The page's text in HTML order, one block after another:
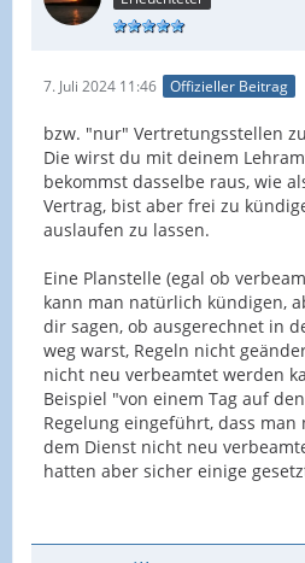
7. Juli 2024 11:46 Offizieller Beitrag
bzw. "nur" Vertretungsstellen
Die wirst du mit deinem
bekommst dasselbe raus, wie
Vertrag, bist aber frei zu
auslaufen zu lassen.
Eine Planstelle (egal ob
kann man natürlich kündigen,
dir sagen, ob ausgerechnet in
weg warst, Regeln nicht
nicht neu verbeamtet werden
Beispiel "von einem Tag auf
Regelung eingeführt, dass man
dem Dienst nicht neu
hatten aber sicher einige